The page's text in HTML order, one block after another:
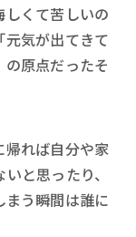
くて苦しいの
元気が出てきて
原点だったそ
れば自分や家
と思ったり、
まう瞬間は誰に